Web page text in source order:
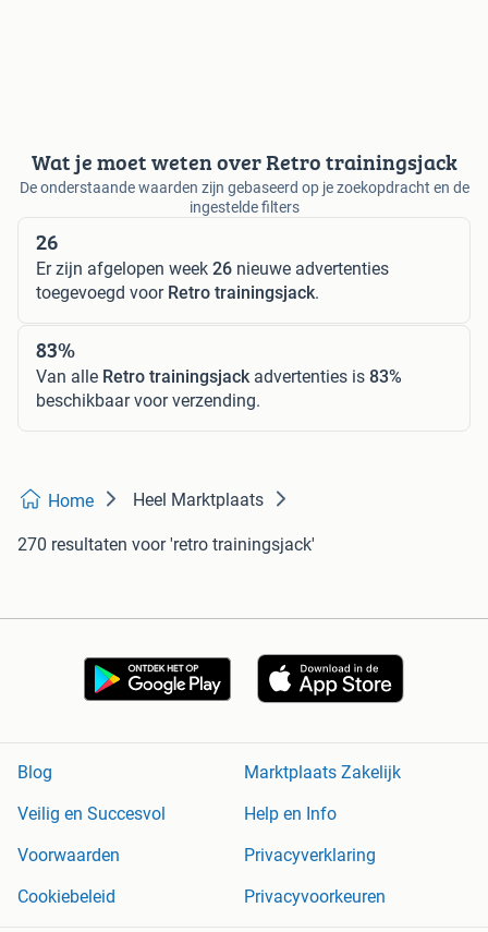
Wat je moet weten over Retro trainingsjack
De onderstaande waarden zijn gebaseerd op je zoekopdracht en de
ingestelde filters
26
Er zijn afgelopen week 26 nieuwe advertenties
toegevoegd voor Retro trainingsjack.
83%
Van alle Retro trainingsjackadvertenties is 83%
beschikbaar voor verzending.
Home Heel Marktplaats
270 resultaten voor 'retro trainingsjack'
Blog
Marktplaats Zakelijk
Veilig en Succesvol
Help en Info
Voorwaarden
Privacyverklaring
Cookiebeleid
Privacyvoorkeuren